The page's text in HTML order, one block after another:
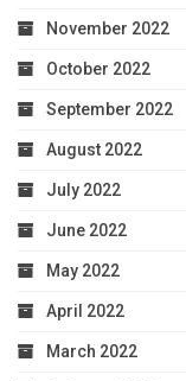
November 2022
October 2022
September 2022
August 2022
July 2022
June 2022
May 2022
April 2022
March 2022